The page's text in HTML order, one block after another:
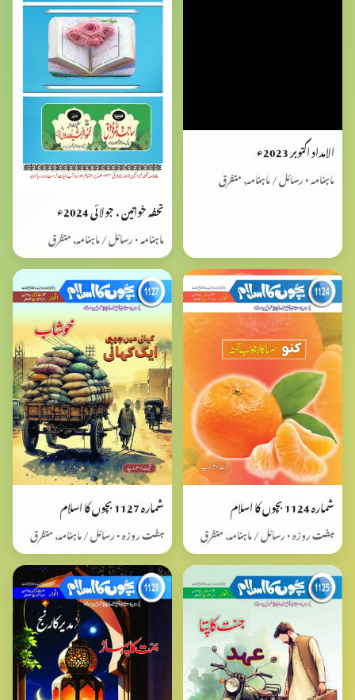
الامداد اکتوبر 2023ء
ماہنامہ • رسائل / ماہنامہ, متفرق
تحفہ خواتین ، جولائی 2024ء
ماہنامہ • رسائل / ماہنامہ, متفرق
شمارہ 1124 بچوں کا اسلام
ہفت روزہ • رسائل / ماہنامہ, متفرق
شمارہ 1127 بچوں کا اسلام
ہفت روزہ • رسائل / ماہنامہ, متفرق